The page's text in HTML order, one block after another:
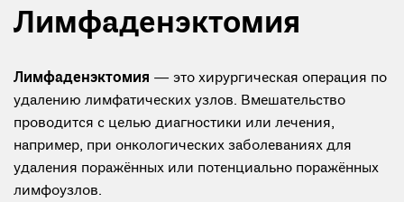
Лимфаденэктомия
Лимфаденэктомия — это хирургическая операция по
удалению лимфатических узлов. Вмешательство
проводится с целью диагностики или лечения,
например, при онкологических заболеваниях для
удаления поражённых или потенциально поражённых
лимфоузлов.